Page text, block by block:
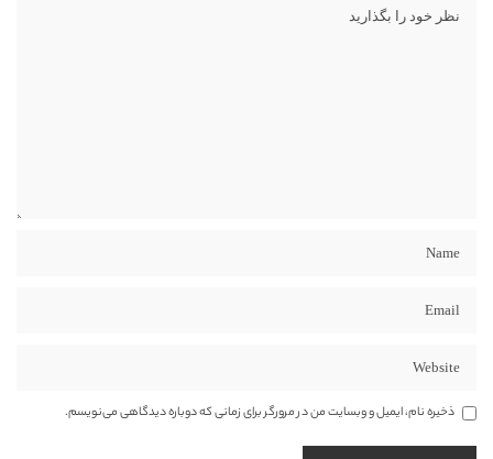
ذخیره نام، ایمیل و وبسایت من در مرورگر برای زمانی که دوباره دیدگاهی می‌نویسم.